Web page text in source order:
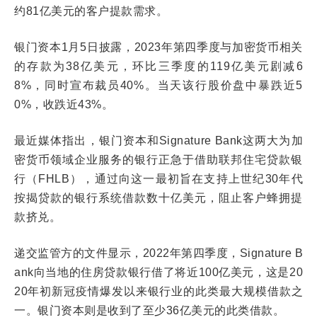
约81亿美元的客户提款需求。
银门资本1月5日披露，2023年第四季度与加密货币相关
的存款为38亿美元，环比三季度的119亿美元剧减6
8%，同时宣布裁员40%。当天该行股价盘中暴跌近5
0%，收跌近43%。
最近媒体指出，银门资本和Signature Bank这两大为加
密货币领域企业服务的银行正急于借助联邦住宅贷款银
行（FHLB），通过向这一最初旨在支持上世纪30年代
按揭贷款的银行系统借款数十亿美元，阻止客户蜂拥提
款挤兑。
递交监管方的文件显示，2022年第四季度，Signature B
ank向当地的住房贷款银行借了将近100亿美元，这是20
20年初新冠疫情爆发以来银行业的此类最大规模借款之
一。银门资本则是收到了至少36亿美元的此类借款。